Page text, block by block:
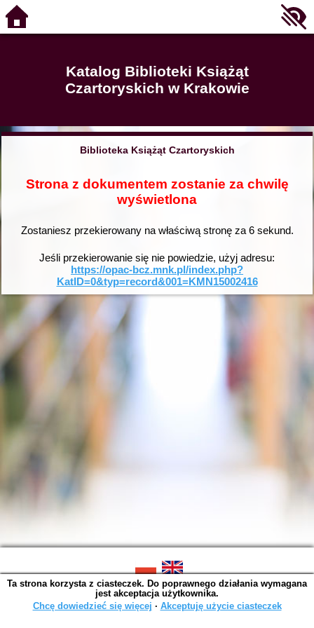
Katalog Biblioteki Książąt
Czartoryskich w Krakowie
Biblioteka Książąt Czartoryskich
Strona z dokumentem zostanie za chwilę
wyświetlona
Zostaniesz przekierowany na właściwą stronę za 6sekund.
Jeśli przekierowanie się nie powiedzie, użyj adresu:
https://opac-bcz.mnk.pl/index.php?
KatID=0&typ=record&001=KMN15002416
SOWA OPAC v. 6.11.10 (2026-07-24)
Wygenerowano w 0,0014 s.
Ta strona korzysta z ciasteczek. Do poprawnego działania wymagana
jest akceptacja użytkownika.
Chcę dowiedzieć się więcej ∙ Akceptuję użycie ciasteczek